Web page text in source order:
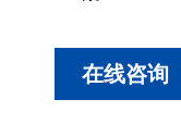
在线咨询